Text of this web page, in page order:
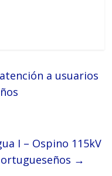
a usuarios
I – Ospino 115kV
→